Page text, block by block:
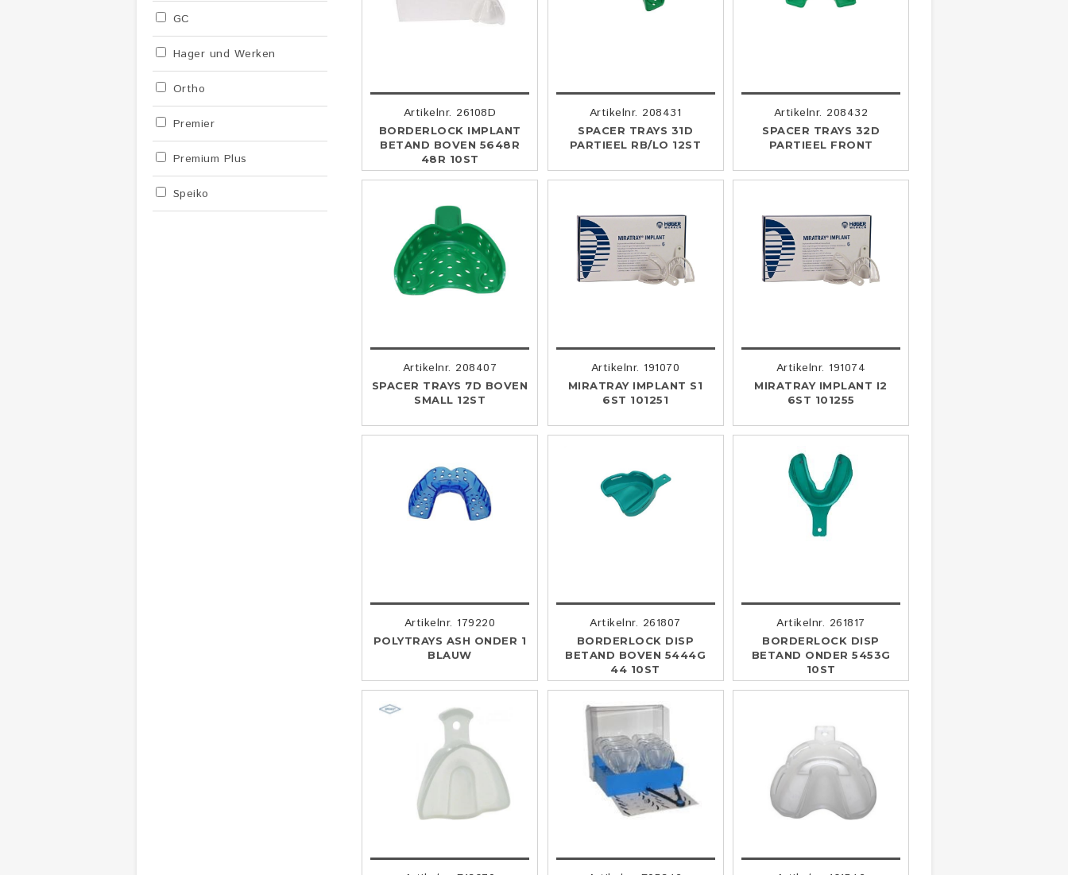
GC
Hager und Werken
Ortho
Premier
Premium Plus
Speiko
Artikelnr. 26108D
BORDERLOCK IMPLANT
BETAND BOVEN 5648R
48R 10ST
Artikelnr. 208431
SPACER TRAYS 31D
PARTIEEL RB/LO 12ST
Artikelnr. 208432
SPACER TRAYS 32D
PARTIEEL FRONT
Artikelnr. 208407
SPACER TRAYS 7D BOVEN
SMALL 12ST
Artikelnr. 191070
MIRATRAY IMPLANT S1
6ST 101251
Artikelnr. 191074
MIRATRAY IMPLANT I2
6ST 101255
Artikelnr. 179220
POLYTRAYS ASH ONDER 1
BLAUW
Artikelnr. 261807
BORDERLOCK DISP
BETAND BOVEN 5444G
44 10ST
Artikelnr. 261817
BORDERLOCK DISP
BETAND ONDER 5453G
10ST